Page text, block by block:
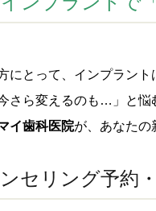
にとって、インプラント
さら変えるのも…」と悩
イ歯科医院が、あなたの
セリング予約